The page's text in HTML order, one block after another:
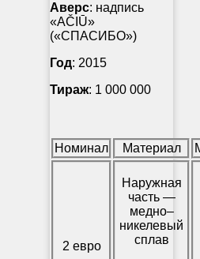
Аверс: надпись
«AČIŪ»
(«СПАСИБО»)
Год: 2015
Тираж: 1 000 000
Номинал Материал
2 евро
Наружная
часть —
медно–
никелевый
сплав